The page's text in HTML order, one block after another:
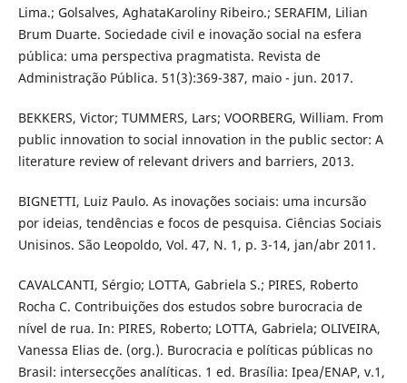
Lima.; Golsalves, AghataKaroliny Ribeiro.; SERAFIM, Lilian
Brum Duarte. Sociedade civil e inovação social na esfera
pública: uma perspectiva pragmatista. Revista de
Administração Pública. 51(3):369-387, maio - jun. 2017.
BEKKERS, Victor; TUMMERS, Lars; VOORBERG, William. From
public innovation to social innovation in the public sector: A
literature review of relevant drivers and barriers, 2013.
BIGNETTI, Luiz Paulo. As inovações sociais: uma incursão
por ideias, tendências e focos de pesquisa. Ciências Sociais
Unisinos. São Leopoldo, Vol. 47, N. 1, p. 3-14, jan/abr 2011.
CAVALCANTI, Sérgio; LOTTA, Gabriela S.; PIRES, Roberto
Rocha C. Contribuições dos estudos sobre burocracia de
nível de rua. In: PIRES, Roberto; LOTTA, Gabriela; OLIVEIRA,
Vanessa Elias de. (org.). Burocracia e políticas públicas no
Brasil: intersecções analíticas. 1 ed. Brasília: Ipea/ENAP, v.1,